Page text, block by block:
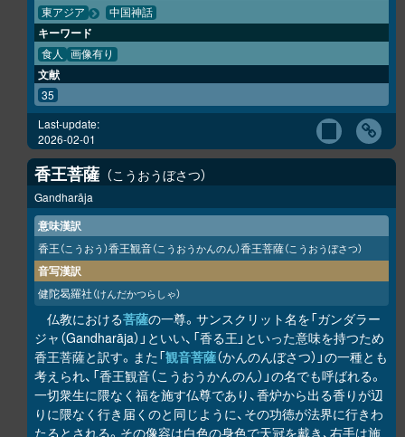
東アジア 中国神話
キーワード
食人 画像有り
文献
35
Last-update:
2026-02-01
香王菩薩 こうおうぼさつ
Gandharāja
意味漢訳
香王（こうおう）香王観音（こうおうかんのん）香王菩薩（こうおうぼさつ）
音写漢訳
健陀曷羅社（けんだかつらしゃ）
仏教における菩薩の一尊。サンスクリット名を「ガンダラー
ジャ（Gandharāja）」といい、「香る王」といった意味を持つため
香王菩薩と訳す。また「観音菩薩（かんのんぼさつ）」の一種とも
考えられ、「香王観音（こうおうかんのん）」の名でも呼ばれる。
一切衆生に隈なく福を施す仏尊であり、香炉から出る香りが辺
りに隈なく行き届くのと同じように、その功徳が法界に行きわ
たるとされる。その像容は白色の身色で天冠を戴き、右手は施